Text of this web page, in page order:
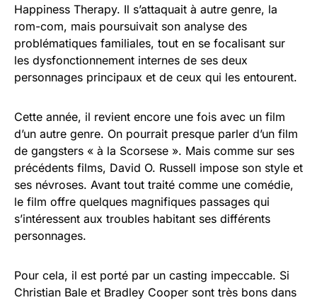
Happiness Therapy. Il s’attaquait à autre genre, la
rom-com, mais poursuivait son analyse des
problématiques familiales, tout en se focalisant sur
les dysfonctionnement internes de ses deux
personnages principaux et de ceux qui les entourent.
Cette année, il revient encore une fois avec un film
d’un autre genre. On pourrait presque parler d’un film
de gangsters « à la Scorsese ». Mais comme sur ses
précédents films, David O. Russell impose son style et
ses névroses. Avant tout traité comme une comédie,
le film offre quelques magnifiques passages qui
s’intéressent aux troubles habitant ses différents
personnages.
Pour cela, il est porté par un casting impeccable. Si
Christian Bale et Bradley Cooper sont très bons dans